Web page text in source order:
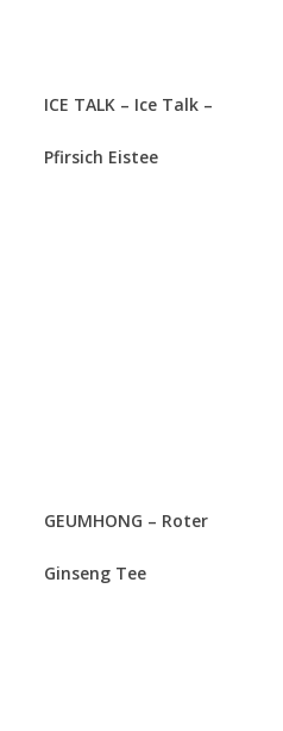
ICE TALK – Ice Talk –
Pfirsich Eistee
GEUMHONG – Roter
Ginseng Tee